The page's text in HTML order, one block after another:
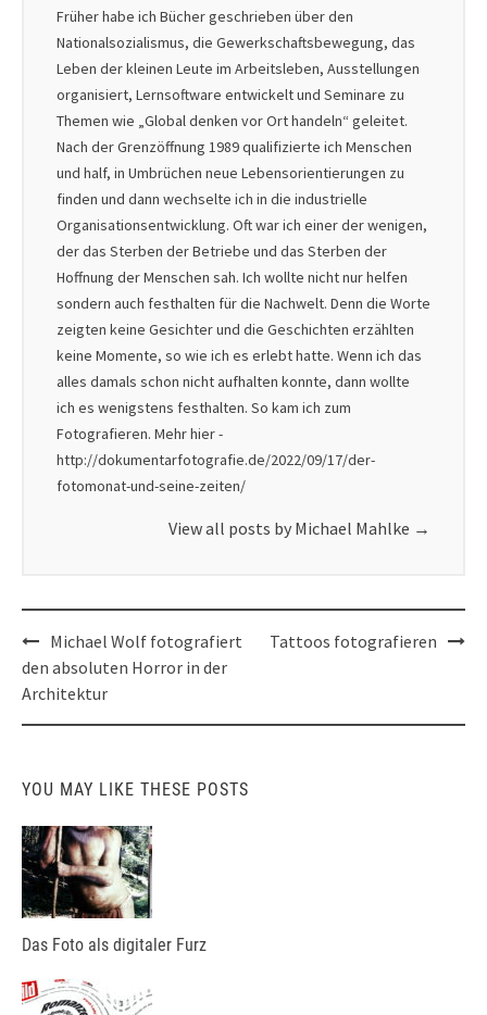
Früher habe ich Bücher geschrieben über den
Nationalsozialismus, die Gewerkschaftsbewegung, das
Leben der kleinen Leute im Arbeitsleben, Ausstellungen
organisiert, Lernsoftware entwickelt und Seminare zu
Themen wie „Global denken vor Ort handeln“ geleitet.
Nach der Grenzöffnung 1989 qualifizierte ich Menschen
und half, in Umbrüchen neue Lebensorientierungen zu
finden und dann wechselte ich in die industrielle
Organisationsentwicklung. Oft war ich einer der wenigen,
der das Sterben der Betriebe und das Sterben der
Hoffnung der Menschen sah. Ich wollte nicht nur helfen
sondern auch festhalten für die Nachwelt. Denn die Worte
zeigten keine Gesichter und die Geschichten erzählten
keine Momente, so wie ich es erlebt hatte. Wenn ich das
alles damals schon nicht aufhalten konnte, dann wollte
ich es wenigstens festhalten. So kam ich zum
Fotografieren. Mehr hier -
http://dokumentarfotografie.de/2022/09/17/der-
fotomonat-und-seine-zeiten/
View all posts by Michael Mahlke →
Post
navigation
Michael Wolf fotografiert
den absoluten Horror in der
Architektur
Tattoos fotografieren
YOU MAY LIKE THESE POSTS
Das Foto als digitaler Furz